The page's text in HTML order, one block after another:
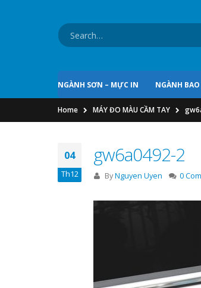
NGÀNH SƠN – MỰC IN NGÀNH BAO
Home MÁY ĐO MÀU CẦM TAY
04
Th12
gw6a0492-2
ByNguyen Uyen 0